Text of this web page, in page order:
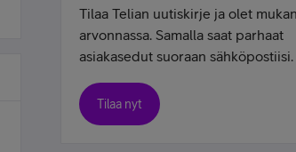
Tilaa Telian uutiskirje ja olet
arvonnassa. Samalla saat parhaat
asiakasedut suoraan sähköpostiisi.
Tilaa nyt